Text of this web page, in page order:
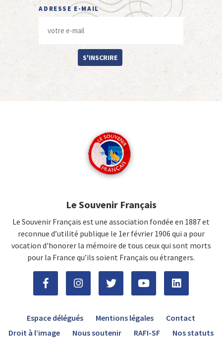
ADRESSE E-MAIL
S'INSCRIRE
Le Souvenir Français
Le Souvenir Français est une association fondée en 1887 et
reconnue d’utilité publique le 1er février 1906 qui a pour
vocation d'honorer la mémoire de tous ceux qui sont morts
pour la France qu’ils soient Français ou étrangers.
Espace délégués Mentions légales
Contact
Droit à l’image
Nous soutenir RAFI-SF Nos statuts